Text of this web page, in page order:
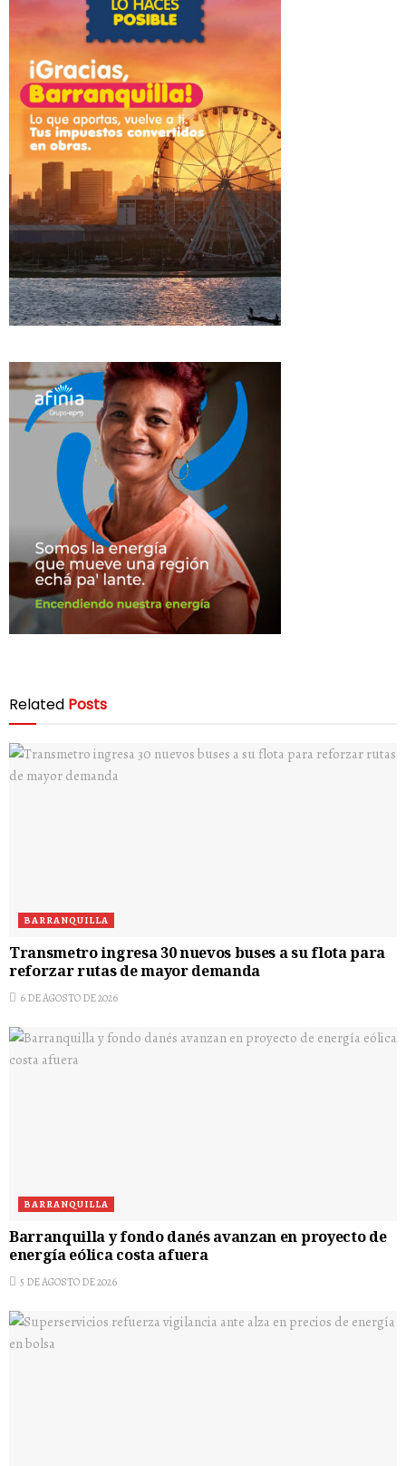
Related Posts
BARRANQUILLA
Transmetro ingresa 30 nuevos buses a su flota para
reforzar rutas de mayor demanda
6 DE AGOSTO DE 2026
BARRANQUILLA
Barranquilla y fondo danés avanzan en proyecto de
energía eólica costa afuera
5 DE AGOSTO DE 2026